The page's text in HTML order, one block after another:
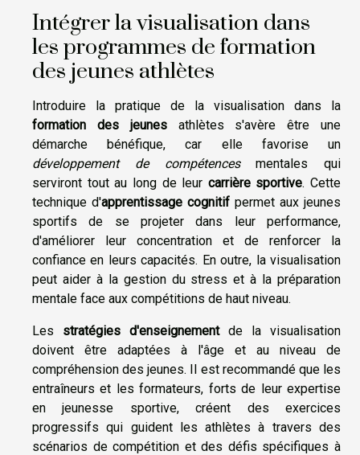
Intégrer la visualisation dans
les programmes de formation
des jeunes athlètes
Introduire la pratique de la visualisation dans la
formation des jeunesathlètes s'avère être une
démarche bénéfique, car elle favorise un
développement de compétencesmentales qui
serviront tout au long de leur carrière sportive. Cette
technique d'apprentissage cognitif permet aux jeunes
sportifs de se projeter dans leur performance,
d'améliorer leur concentration et de renforcer la
confiance en leurs capacités. En outre, la visualisation
peut aider à la gestion du stress et à la préparation
mentale face aux compétitions de haut niveau.
Les stratégies d'enseignementde la visualisation
doivent être adaptées à l'âge et au niveau de
compréhension des jeunes. Il est recommandé que les
entraîneurs et les formateurs, forts de leur expertise
en jeunesse sportive, créent des exercices
progressifs qui guident les athlètes à travers des
scénarios de compétition et des défis spécifiques à